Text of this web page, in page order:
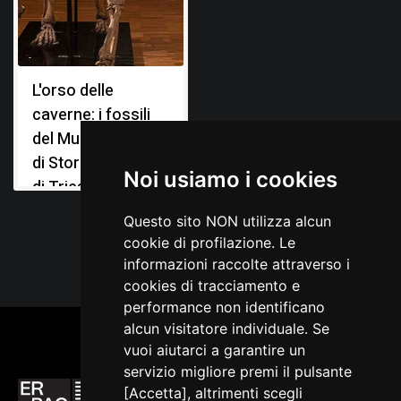
Noi usiamo i cookies
Questo sito NON utilizza alcun
cookie di profilazione. Le
informazioni raccolte attraverso i
cookies di tracciamento e
performance non identificano
alcun visitatore individuale. Se
vuoi aiutarci a garantire un
servizio migliore premi il pulsante
[Accetta], altrimenti scegli
Marchesetti C., Relazione sugli scavi paletonologici
eseguiti nel 1904, in Bollettino della Società Adriatica di
Scienze Naturali in Trieste, Trieste 1907, 23
Perko G. A., La fauna diluviale della caverna degli Orsi
presso Nabresina, in Il Tourista, Trieste 1904, XI, n. 1-4
L'orso delle
caverne: i fossili
del Museo Civico
di Storia Naturale
di Trieste